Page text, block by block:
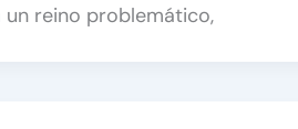
reino problemático,